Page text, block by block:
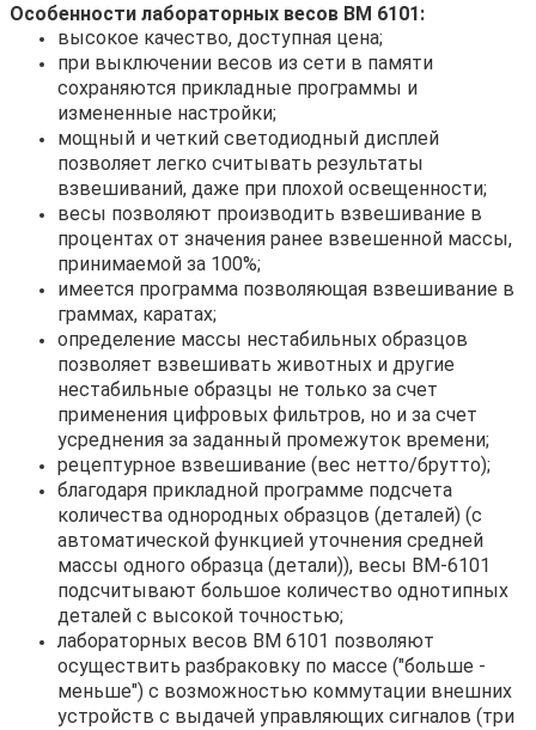
Особенности лабораторных весов ВМ 6101:
высокое качество, доступная цена;
при выключении весов из сети в памяти
сохраняются прикладные программы и
измененные настройки;
мощный и четкий светодиодный дисплей
позволяет легко считывать результаты
взвешиваний, даже при плохой освещенности;
весы позволяют производить взвешивание в
процентах от значения ранее взвешенной массы,
принимаемой за 100%;
имеется программа позволяющая взвешивание в
граммах, каратах;
определение массы нестабильных образцов
позволяет взвешивать животных и другие
нестабильные образцы не только за счет
применения цифровых фильтров, но и за счет
усреднения за заданный промежуток времени;
рецептурное взвешивание (вес нетто/брутто);
благодаря прикладной программе подсчета
количества однородных образцов (деталей) (с
автоматической функцией уточнения средней
массы одного образца (детали)), весы ВМ-6101
подсчитывают большое количество однотипных
деталей с высокой точностью;
лабораторных весов ВМ 6101 позволяют
осуществить разбраковку по массе ("больше -
меньше") с возможностью коммутации внешних
устройств с выдачей управляющих сигналов (три